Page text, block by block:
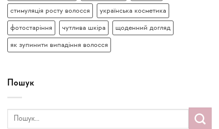
стимуляція росту волосся українська косметика
фотостаріння чутлива шкіра щоденний догляд
як зупинити випадіння волосся
Пошук